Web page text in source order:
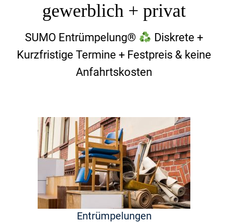
gewerblich + privat
SUMO Entrümpelung®
Diskrete +
Kurzfristige Termine + Festpreis & keine
Anfahrtskosten
Entrümpelungen